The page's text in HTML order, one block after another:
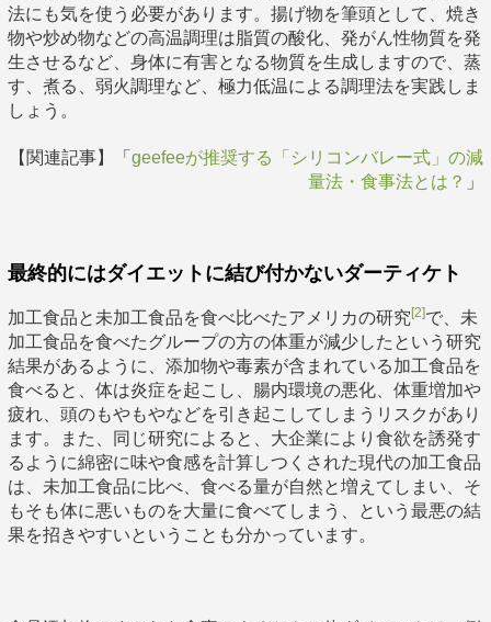
法にも気を使う必要があります。揚げ物を筆頭として、焼き
物や炒め物などの高温調理は脂質の酸化、発がん性物質を発
生させるなど、身体に有害となる物質を生成しますので、蒸
す、煮る、弱火調理など、極力低温による調理法を実践しま
しょう。
【関連記事】「geefeeが推奨する「シリコンバレー式」の減
量法・食事法とは？ 」
最終的にはダイエットに結び付かないダーティケト
加工食品と未加工食品を食べ比べたアメリカの研究[2]で、未
加工食品を食べたグループの方の体重が減少したという研究
結果があるように、添加物や毒素が含まれている加工食品を
食べると、体は炎症を起こし、腸内環境の悪化、体重増加や
疲れ、頭のもやもやなどを引き起こしてしまうリスクがあり
ます。また、同じ研究によると、大企業により食欲を誘発す
るように綿密に味や食感を計算しつくされた現代の加工食品
は、未加工食品に比べ、食べる量が自然と増えてしまい、そ
もそも体に悪いものを大量に食べてしまう、という最悪の結
果を招きやすいということも分かっています。